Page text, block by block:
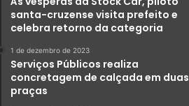
santa-cruzense visita prefeito e
celebra retorno da categoria
1 de dezembro de 2023
Serviços Públicos realiza
concretagem de calçada em duas
praças